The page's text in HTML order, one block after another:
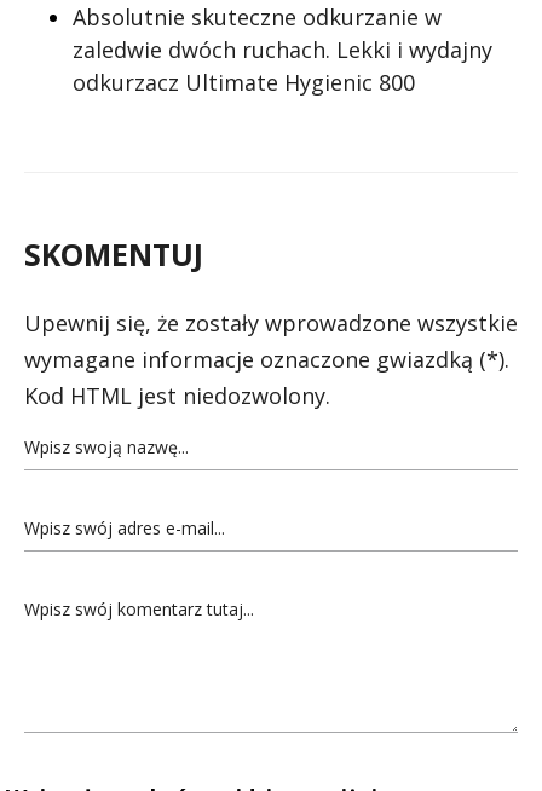
Absolutnie skuteczne odkurzanie w
zaledwie dwóch ruchach. Lekki i wydajny
odkurzacz Ultimate Hygienic 800
SKOMENTUJ
Upewnij się, że zostały wprowadzone wszystkie
wymagane informacje oznaczone gwiazdką (*).
Kod HTML jest niedozwolony.